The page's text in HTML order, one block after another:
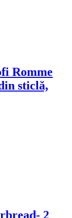
Romme
sticlă,
- 2